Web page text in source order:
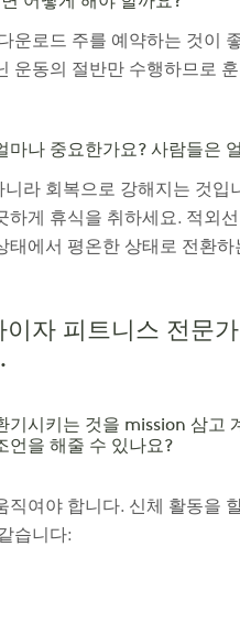
운로드 주를 예약하는 것이
운동의 절반만 수행하므로
마나 중요한가요? 사람들은
라 회복으로 강해지는 것
하게 휴식을 취하세요. 적외
태에서 평온한 상태로 전환
자 피트니스 전문
기시키는 것을 mission 삼고
언을 해줄 수 있나요?
직여야 합니다. 신체 활동을
습니다: